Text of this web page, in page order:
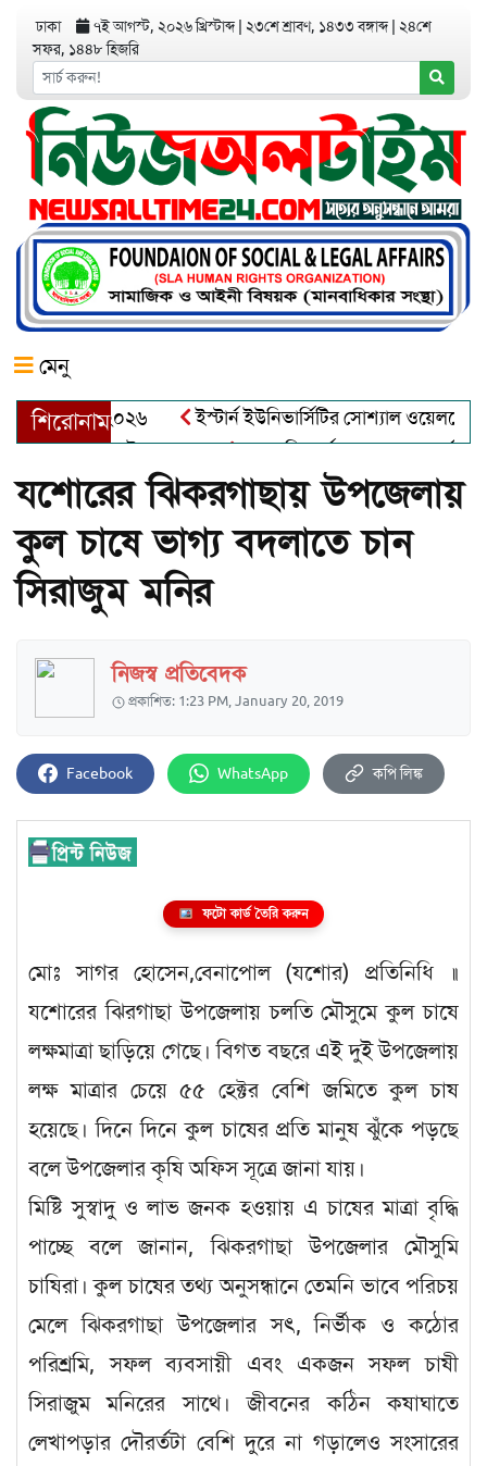
ঢাকা ৭ই আগস্ট, ২০২৬ খ্রিস্টাব্দ ২৩শে শ্রাবণ, ১৪৩৩ বঙ্গাব্দ ২৪শে
সফর, ১৪৪৮ হিজরি
মেনু
শিরোনাম
ইস্টার্ন ইউনিভার্সিটির সোশ্যাল ওয়েলফেয়ার
খালেক এর ইন্তেকাল
আত্মশুদ্ধি অর্জন ও অশুভকে বর্জন করে
যশোরের ঝিকরগাছায় উপজেলায়
কুল চাষে ভাগ্য বদলাতে চান
সিরাজুম মনির
নিজস্ব প্রতিবেদক
প্রকাশিত: 1:23 PM, January 20, 2019
Facebook WhatsApp কপি লিঙ্ক
ফটো কার্ড তৈরি করুন
মোঃ সাগর হোসেন,বেনাপোল (যশোর) প্রতিনিধি ॥
যশোরের ঝিরগাছা উপজেলায় চলতি মৌসুমে কুল চাষে
লক্ষমাত্রা ছাড়িয়ে গেছে। বিগত বছরে এই দুই উপজেলায়
লক্ষ মাত্রার চেয়ে ৫৫ হেক্টর বেশি জমিতে কুল চাষ
হয়েছে। দিনে দিনে কুল চাষের প্রতি মানুষ ঝুঁকে পড়ছে
বলে উপজেলার কৃষি অফিস সূত্রে জানা যায়।
মিষ্টি সুস্বাদু ও লাভ জনক হওয়ায় এ চাষের মাত্রা বৃদ্ধি
পাচ্ছে বলে জানান, ঝিকরগাছা উপজেলার মৌসুমি
চাষিরা। কুল চাষের তথ্য অনুসন্ধানে তেমনি ভাবে পরিচয়
মেলে ঝিকরগাছা উপজেলার সৎ, নির্ভীক ও কঠোর
পরিশ্রমি, সফল ব্যবসায়ী এবং একজন সফল চাষী
সিরাজুম মনিরের সাথে। জীবনের কঠিন কষাঘাতে
লেখাপড়ার দৌরর্তটা বেশি দুরে না গড়ালেও সংসারের